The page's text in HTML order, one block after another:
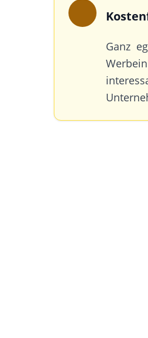
Ganz